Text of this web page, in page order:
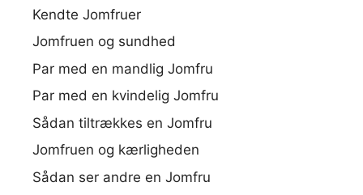
Kendte Jomfruer
Jomfruen og sundhed
Par med en mandlig Jomfru
Par med en kvindelig Jomfru
Sådan tiltrækkes en Jomfru
Jomfruen og kærligheden
Sådan ser andre en Jomfru